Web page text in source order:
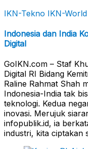
IKN-Tekno IKN-World
Indonesia dan India
Digital
GoIKN.com – Staf
Digital RI Bidang
Raline Rahmat Shah
Indonesia-India tak
teknologi. Kedua
inovasi. Merujuk
infopublik.id, ia
industri, kita ciptakan